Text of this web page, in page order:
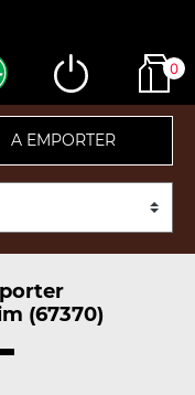
0
A EMPORTER
(67370)